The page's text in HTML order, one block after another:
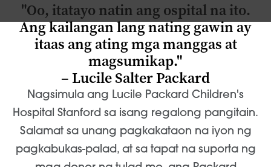
"Oo, itatayo natin ang ospital na ito.
Ang kailangan lang nating gawin ay
itaas ang ating mga manggas at
magsumikap."
– Lucile Salter Packard
Nagsimula ang Lucile Packard Children's
Hospital Stanford sa isang regalong pangitain.
Salamat sa unang pagkakataon na iyon ng
pagkabukas-palad, at sa tapat na suporta ng